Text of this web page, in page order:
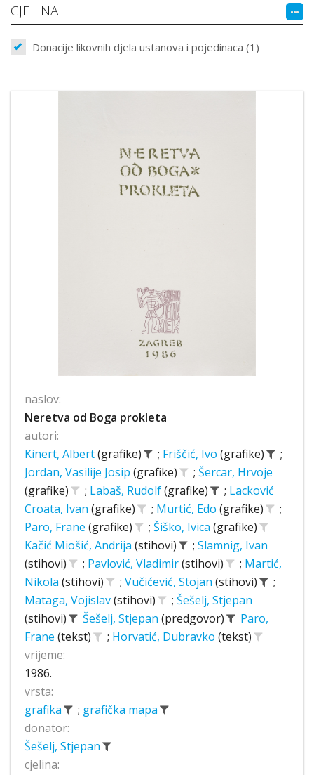
CJELINA
Donacije likovnih djela ustanova i pojedinaca (1)
naslov:
Neretva od Boga prokleta
autori:
Kinert, Albert(grafike) ; Friščić, Ivo (grafike)
;
Jordan, Vasilije Josip (grafike) ; Šercar, Hrvoje
(grafike)
; Labaš, Rudolf(grafike) ; Lacković
Croata, Ivan (grafike) ; Murtić, Edo (grafike)
;
Paro, Frane (grafike) ; Šiško, Ivica (grafike)
Kačić Miošić, Andrija (stihovi) ; Slamnig, Ivan
(stihovi)
; Pavlović, Vladimir(stihovi) ; Martić,
Nikola (stihovi) ; Vučićević, Stojan (stihovi)
;
Mataga, Vojislav(stihovi) ; Šešelj, Stjepan
(stihovi)
Šešelj, Stjepan (predgovor)
Paro,
Frane (tekst) ; Horvatić, Dubravko (tekst)
vrijeme:
1986.
vrsta:
grafika
; grafička mapa
donator:
Šešelj, Stjepan
cjelina: